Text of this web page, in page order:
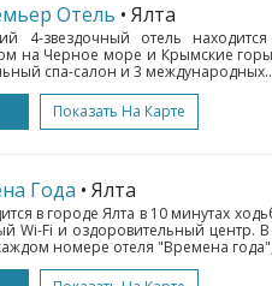
Отель • Ялта
4-звездочный отель
на Черное море и Крымские
спа-салон и 3
Показать На Карте
Года • Ялта
в городе Ялта в 10 минутах
Wi-Fi и оздоровительный центр.
номере отеля "Времена